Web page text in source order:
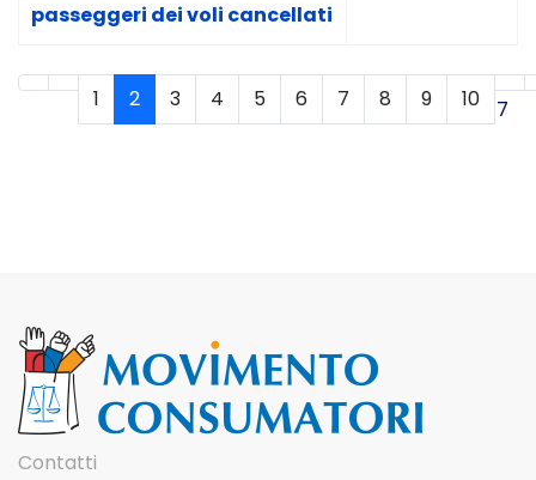
passeggeri dei voli cancellati
Pagina 2 di 17
1 2 3 4 5 6 7 8 9 10
Contatti